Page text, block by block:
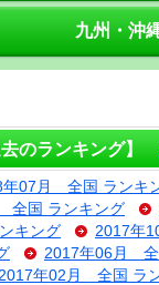
九州・沖
去のランキング
年07月 全国 ランキ
全国 ランキング
キング
2017年
2017年06月 全
年02月 全国 ラ